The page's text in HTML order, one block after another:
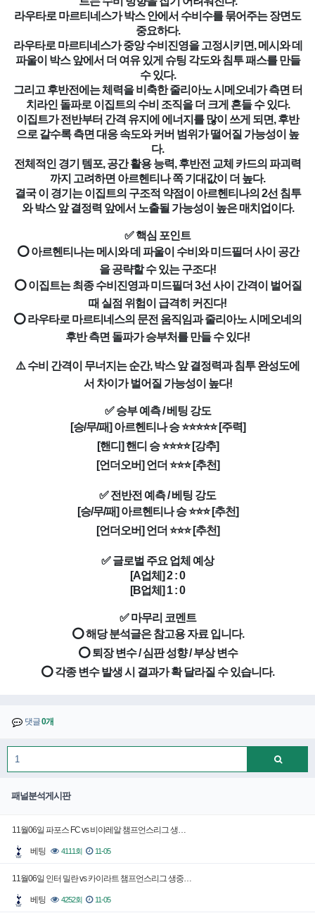
라우타로 마르티네스가 박스 안에서 수비수를 묶어주는 장면도
중요하다.
라우타로 마르티네스가 중앙 수비진영을 고정시키면, 메시와 데
파울이 박스 앞에서 더 여유 있게 슈팅 각도와 침투 패스를 만들
수 있다.
그리고 후반전에는 체력을 비축한 줄리아노 시메오네가 측면 터
치라인 돌파로 이집트의 수비 조직을 더 크게 흔들 수 있다.
이집트가 전반부터 간격 유지에 에너지를 많이 쓰게 되면, 후반
으로 갈수록 측면 대응 속도와 커버 범위가 떨어질 가능성이 높
다.
전체적인 경기 템포, 공간 활용 능력, 후반전 교체 카드의 파괴력
까지 고려하면 아르헨티나 쪽 기대값이 더 높다.
결국 이 경기는 이집트의 구조적 약점이 아르헨티나의 2선 침투
와 박스 앞 결정력 앞에서 노출될 가능성이 높은 매치업이다.
✅ 핵심 포인트
⭕ 아르헨티나는 메시와 데 파울이 수비와 미드필더 사이 공간
을 공략할 수 있는 구조다!
⭕ 이집트는 최종 수비진영과 미드필더 3선 사이 간격이 벌어질
때 실점 위험이 급격히 커진다!
⭕ 라우타로 마르티네스의 문전 움직임과 줄리아노 시메오네의
후반 측면 돌파가 승부처를 만들 수 있다!
⚠️ 수비 간격이 무너지는 순간, 박스 앞 결정력과 침투 완성도에
서 차이가 벌어질 가능성이 높다!
✅ 승부 예측 / 베팅 강도
[승/무/패] 아르헨티나 승 ⭐⭐⭐⭐⭐ [주력]
[핸디] 핸디 승 ⭐⭐⭐⭐ [강추]
[언더오버] 언더 ⭐⭐⭐ [추천]
✅ 전반전 예측 / 베팅 강도
[승/무/패] 아르헨티나 승 ⭐⭐⭐ [추천]
[언더오버] 언더 ⭐⭐⭐ [추천]
✅ 글로벌 주요 업체 예상
[A업체] 2 : 0
[B업체] 1 : 0
✅ 마무리 코멘트
⭕ 해당 분석글은 참고용 자료 입니다.
⭕ 퇴장 변수 / 심판 성향 / 부상 변수
⭕ 각종 변수 발생 시 결과가 확 달라질 수 있습니다.
댓글0개
패널분석게시판
11월06일 파포스 FC vs 비야레알 챔프언스리그 생…
베팅 4111회 11-05
11월06일 인터 밀란 vs 카이라트 챔프언스리그 생중…
베팅 4252회 11-05